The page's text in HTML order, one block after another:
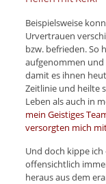
Beispielsweise
Urvertrauen
bzw. befrieden. So
aufgenommen und
damit es ihnen
Zeitlinie und heilte
Leben als auch in
mein Geistiges
versorgten mich
Und doch kippe ich
offensichtlich
heraus aus dem